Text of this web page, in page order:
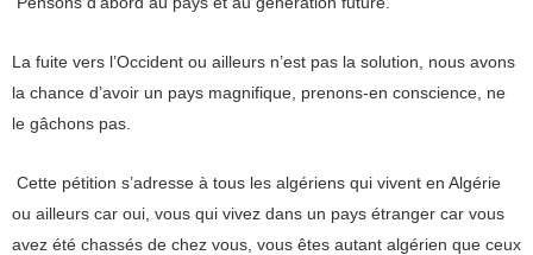
La fuite vers l’Occident ou ailleurs n’est pas la solution, nous avons
la chance d’avoir un pays magnifique, prenons-en conscience, ne
le gâchons pas.
Cette pétition s’adresse à tous les algériens qui vivent en Algérie
ou ailleurs car oui, vous qui vivez dans un pays étranger car vous
avez été chassés de chez vous, vous êtes autant algérien que ceux